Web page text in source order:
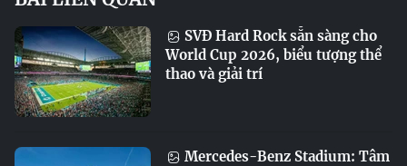
SVĐ Hard Rock sẵn sàng cho
World Cup 2026, biểu tượng thể
thao và giải trí
Mercedes-Benz Stadium: Tâm